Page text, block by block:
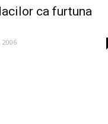
ca furtuna
2006